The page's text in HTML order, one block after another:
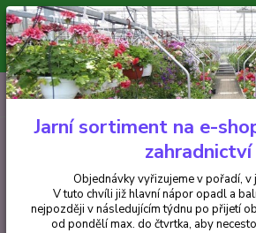
Minimální hodnota pro odeslání z e-
V tuto chvíli již hlavní nápor objednávek
nejpozději v následujícím týdnu po přijetí
vyřizujeme v pořadí, v jakém
CZK
+420 602 223 614
Jarní sortiment na e-
zahradnictví
Objednávky vyřizujeme v pořadí, v
V tuto chvíli již hlavní nápor opadl a
nejpozději v následujícím týdnu po přijetí
od pondělí max. do čtvrtka, aby